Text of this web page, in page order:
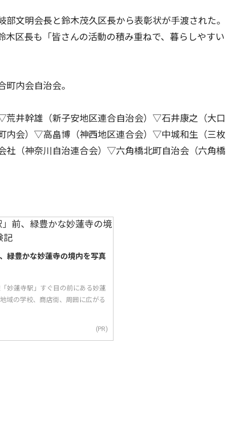
文明会長と鈴木茂久区長から表彰状が手渡された。
木区長も「皆さんの活動の積み重ねで、暮らしやすい
内会自治会。
井幹雄（新子安地区連合自治会）▽石井康之（大口
内会）▽高畠博（神西地区連合会）▽中城和生（三枚
（神奈川自治連合会）▽六角橋北町自治会（六角橋
緑豊かな妙蓮寺の境内を写真
妙蓮寺駅」すぐ目の前にある妙蓮
域の学校、商店街、周囲に広がる
(PR)